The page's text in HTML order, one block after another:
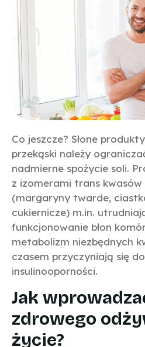
Co jeszcze? Słone
przekąski należy
nadmierne spożycie soli.
z izomerami trans kwasów
(margaryny twarde,
cukiernicze) m.in.
funkcjonowanie błon
metabolizm niezbędnych
czasem przyczyniają się
insulinooporności.
Jak
zdrowego
życie?